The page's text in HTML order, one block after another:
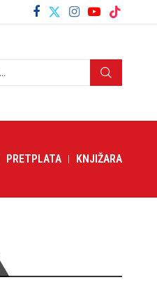
PRETPLATA KNJIŽARA